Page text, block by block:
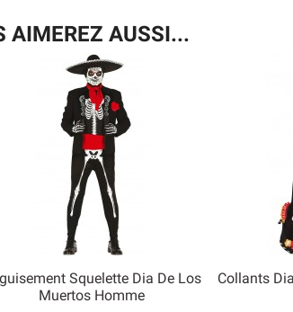
AIMEREZ AUSSI...
Squelette Dia De Los
Muertos Homme
Aperçu rapide
Collants